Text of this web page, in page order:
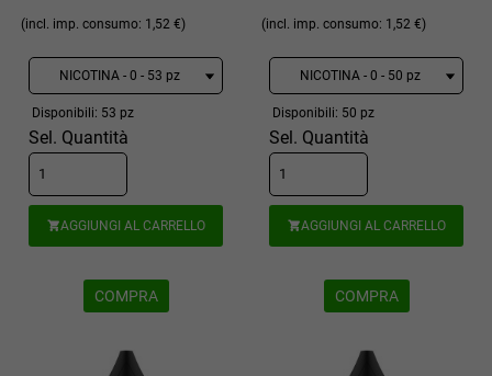
(incl. imp. consumo: 1,52 €)
Disponibili: 53 pz
Sel. Quantità
AGGIUNGI AL CARRELLO
COMPRA
(incl. imp. consumo: 1,52 €)
Disponibili: 50 pz
Sel. Quantità
AGGIUNGI AL CARRELLO
COMPRA